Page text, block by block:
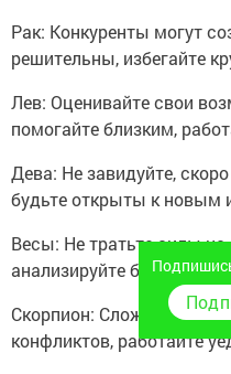
Рак: Конкуренты могут
решительны, избегайте
Лев: Оценивайте свои
помогайте близким,
Дева: Не завидуйте,
будьте открыты к новым
Весы: Не тратьте силы
анализируйте бюджет,
Скорпион: Сложный
конфликтов, работайте